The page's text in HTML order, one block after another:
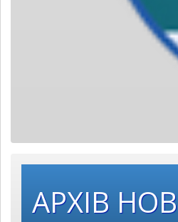
АРХІВ
Оберіть